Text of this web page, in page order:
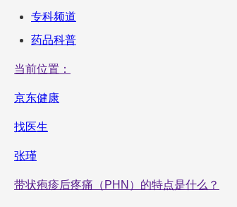
专科频道
药品科普
当前位置：
京东健康
找医生
张瑾
带状疱疹后疼痛（PHN）的特点是什么？